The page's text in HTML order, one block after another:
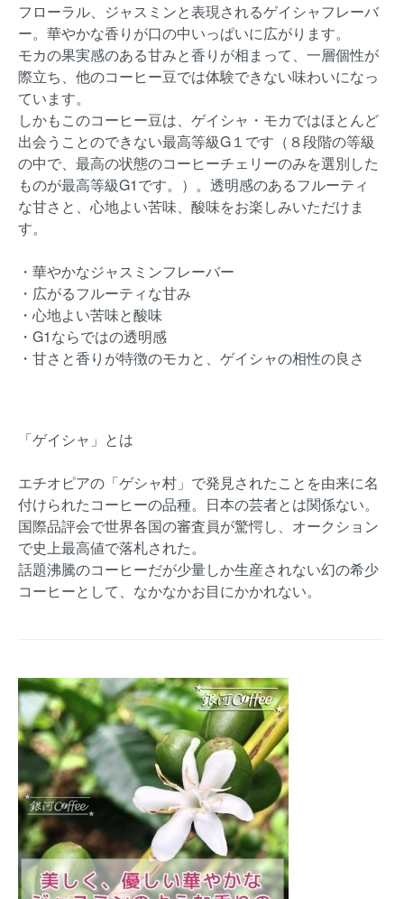
フローラル、ジャスミンと表現されるゲイシャフレーバ
ー。華やかな香りが口の中いっぱいに広がります。
モカの果実感のある甘みと香りが相まって、一層個性が
際立ち、他のコーヒー豆では体験できない味わいになっ
ています。
しかもこのコーヒー豆は、ゲイシャ・モカではほとんど
出会うことのできない最高等級G１です（８段階の等級
の中で、最高の状態のコーヒーチェリーのみを選別した
ものが最高等級G1です。）。透明感のあるフルーティ
な甘さと、心地よい苦味、酸味をお楽しみいただけま
す。
・華やかなジャスミンフレーバー
・広がるフルーティな甘み
・心地よい苦味と酸味
・G1ならではの透明感
・甘さと香りが特徴のモカと、ゲイシャの相性の良さ
「ゲイシャ」とは
エチオピアの「ゲシャ村」で発見されたことを由来に名
付けられたコーヒーの品種。日本の芸者とは関係ない。
国際品評会で世界各国の審査員が驚愕し、オークション
で史上最高値で落札された。
話題沸騰のコーヒーだが少量しか生産されない幻の希少
コーヒーとして、なかなかお目にかかれない。